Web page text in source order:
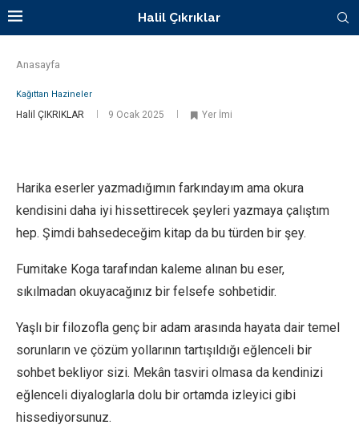
Halil Çıkrıklar
Anasayfa
Kağıttan Hazineler
Halil ÇIKRIKLAR 9 Ocak 2025 Yer İmi
Harika eserler yazmadığımın farkındayım ama okura
kendisini daha iyi hissettirecek şeyleri yazmaya çalıştım
hep. Şimdi bahsedeceğim kitap da bu türden bir şey.
Fumitake Koga tarafından kaleme alınan bu eser,
sıkılmadan okuyacağınız bir felsefe sohbetidir.
Yaşlı bir filozofla genç bir adam arasında hayata dair temel
sorunların ve çözüm yollarının tartışıldığı eğlenceli bir
sohbet bekliyor sizi. Mekân tasviri olmasa da kendinizi
eğlenceli diyaloglarla dolu bir ortamda izleyici gibi
hissediyorsunuz.